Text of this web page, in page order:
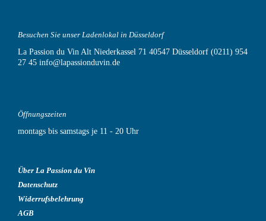
Besuchen Sie unser Ladenlokal in Düsseldorf
La Passion du Vin Alt Niederkassel 71 40547 Düsseldorf (0211) 954
27 45 info@lapassionduvin.de
Öffnungszeiten
montags bis samstags je 11 - 20 Uhr
Über La Passion du Vin
Datenschutz
Widerrufsbelehrung
AGB